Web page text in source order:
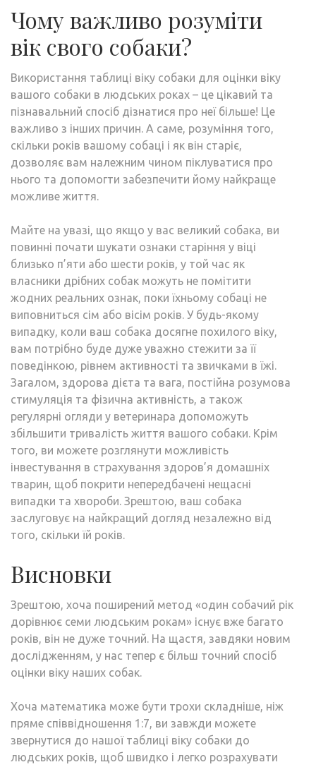
Чому важливо розуміти
вік свого собаки?
Використання таблиці віку собаки для оцінки віку
вашого собаки в людських роках – це цікавий та
пізнавальний спосіб дізнатися про неї більше! Це
важливо з інших причин. А саме, розуміння того,
скільки років вашому собаці і як він старіє,
дозволяє вам належним чином піклуватися про
нього та допомогти забезпечити йому найкраще
можливе життя.
Майте на увазі, що якщо у вас великий собака, ви
повинні почати шукати ознаки старіння у віці
близько п’яти або шести років, у той час як
власники дрібних собак можуть не помітити
жодних реальних ознак, поки їхньому собаці не
виповниться сім або вісім років. У будь-якому
випадку, коли ваш собака досягне похилого віку,
вам потрібно буде дуже уважно стежити за її
поведінкою, рівнем активності та звичками в їжі.
Загалом, здорова дієта та вага, постійна розумова
стимуляція та фізична активність, а також
регулярні огляди у ветеринара допоможуть
збільшити тривалість життя вашого собаки. Крім
того, ви можете розглянути можливість
інвестування в страхування здоров’я домашніх
тварин, щоб покрити непередбачені нещасні
випадки та хвороби. Зрештою, ваш собака
заслуговує на найкращий догляд незалежно від
того, скільки їй років.
Висновки
Зрештою, хоча поширений метод «один собачий рік
дорівнює семи людським рокам» існує вже багато
років, він не дуже точний. На щастя, завдяки новим
дослідженням, у нас тепер є більш точний спосіб
оцінки віку наших собак.
Хоча математика може бути трохи складніше, ніж
пряме співвідношення 1:7, ви завжди можете
звернутися до нашої таблиці віку собаки до
людських років, щоб швидко і легко розрахувати